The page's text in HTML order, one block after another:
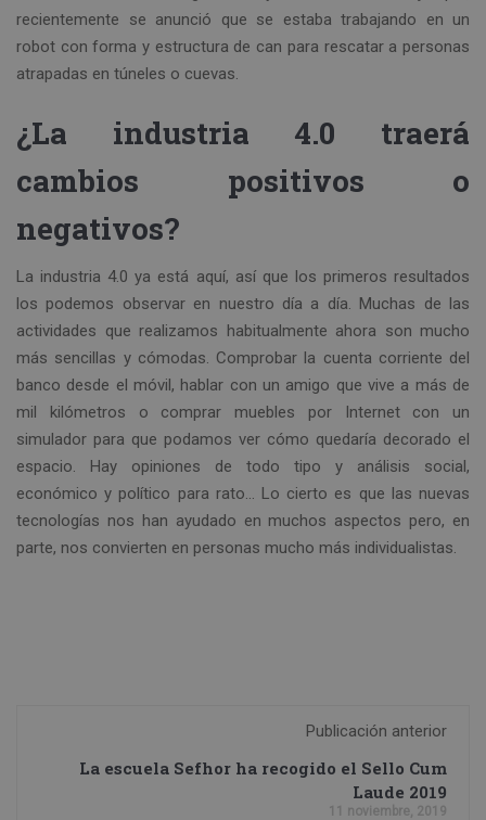
recientemente se anunció que se estaba trabajando en un
robot con forma y estructura de can para rescatar a personas
atrapadas en túneles o cuevas.
¿La industria 4.0 traerá
cambios positivos o
negativos?
La industria 4.0 ya está aquí, así que los primeros resultados
los podemos observar en nuestro día a día. Muchas de las
actividades que realizamos habitualmente ahora son mucho
más sencillas y cómodas. Comprobar la cuenta corriente del
banco desde el móvil, hablar con un amigo que vive a más de
mil kilómetros o comprar muebles por Internet con un
simulador para que podamos ver cómo quedaría decorado el
espacio. Hay opiniones de todo tipo y análisis social,
económico y político para rato… Lo cierto es que las nuevas
tecnologías nos han ayudado en muchos aspectos pero, en
parte, nos convierten en personas mucho más individualistas.
Publicación anterior
La escuela Sefhor ha recogido el Sello Cum
Laude 2019
11 noviembre, 2019